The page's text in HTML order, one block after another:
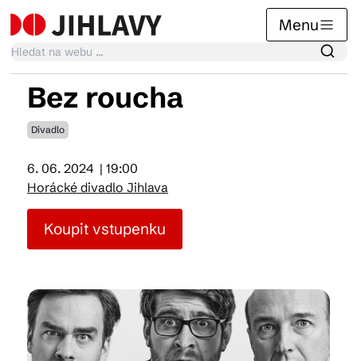
Menu
Kalendář akcí
Tradiční akce
Články
Suvenýry
Praktické info
Bez roucha
Divadlo
6. 06. 2024 | 19:00
Horácké divadlo Jihlava
Koupit vstupenku